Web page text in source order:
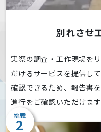
別れさせ
実際の調査・工作現場を
だけるサービスを提供し
確認できるため、報告書
進行をご確認いただけます
挑戦
2